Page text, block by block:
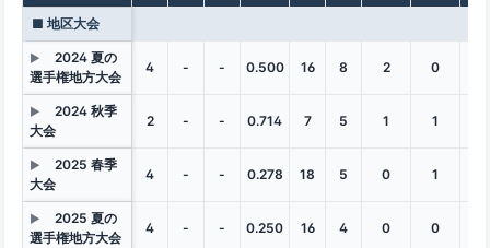
■ 地区大会
▶
2024 夏の
選手権地方大会
4 - - 0.500 16 8 2 0
▶
2024 秋季
大会
2 - - 0.714 7 5 1 1
▶
2025 春季
大会
4 - - 0.278 18 5 0 1
▶
2025 夏の
選手権地方大会
4 - - 0.250 16 4 0 0